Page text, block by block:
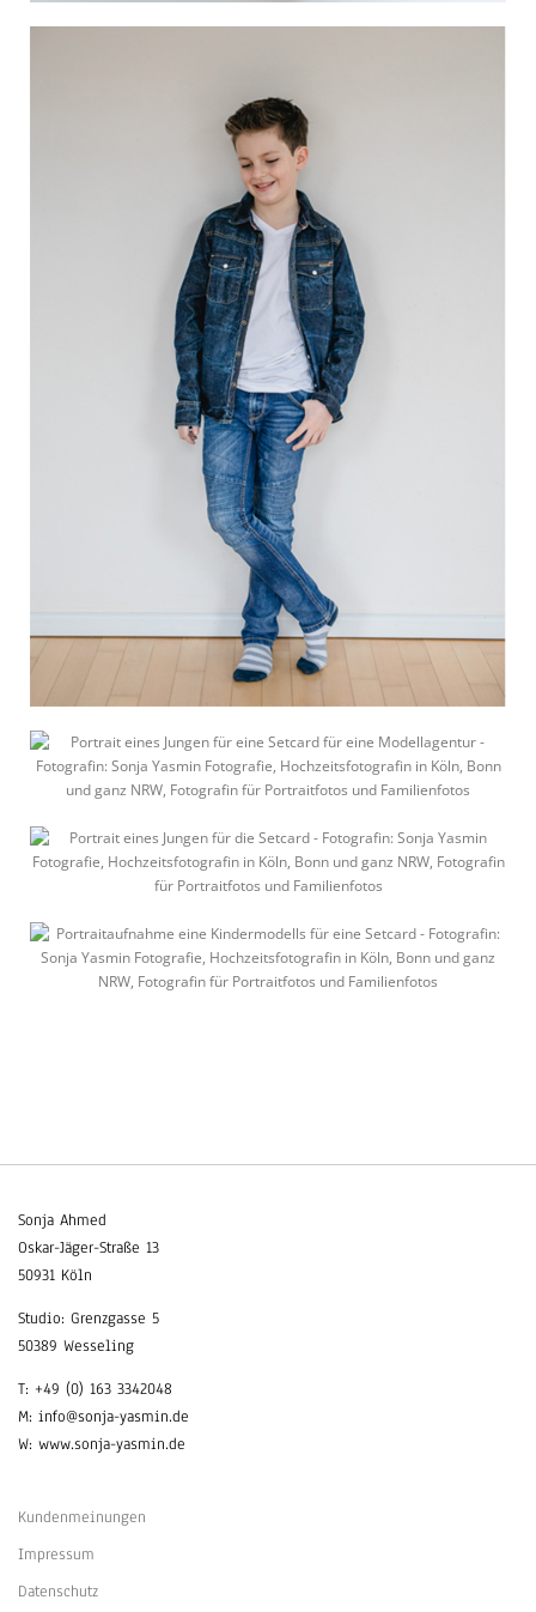
Sonja Ahmed
Oskar-Jäger-Straße 13
50931 Köln
Studio: Grenzgasse 5
50389 Wesseling
T: +49 (0) 163 3342048
M: info@sonja-yasmin.de
W: www.sonja-yasmin.de
Kundenmeinungen
Impressum
Datenschutz